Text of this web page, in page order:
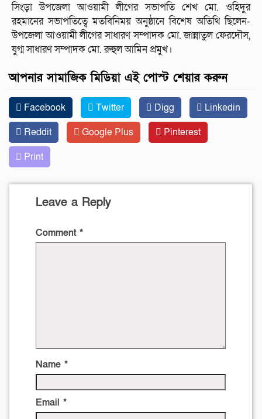
সিংড়া উপজেলা আওয়ামী লীগের সভাপতি শেখ মো. ওহিদুর
রহমানের সভাপতিত্বে মতবিনিময় অনুষ্ঠানে বিশেষ অতিথি ছিলেন-
উপজেলা আওয়ামী লীগের সাধারণ সম্পাদক মো. জান্নাতুল ফেরদৌস,
যুগ্ম সাধারণ সম্পাদক মো. রুহুল আমিন প্রমুখ।
আপনার সামাজিক মিডিয়া এই পোস্ট শেয়ার করুন
Facebook Twitter Digg
Linkedin
Reddit
Google Plus
Pinterest
Print
Leave a Reply
Comment *
Name *
Email *